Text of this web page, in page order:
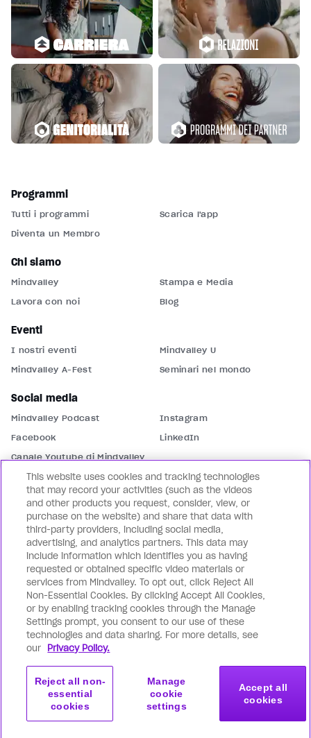
Programmi
Tutti i programmi
Scarica l'app
Diventa un Membro
Chi siamo
Mindvalley
Stampa e Media
Lavora con noi
Blog
Eventi
I nostri eventi
Mindvalley U
Mindvalley A-Fest
Seminari nel mondo
Social media
Mindvalley Podcast
Instagram
Facebook
LinkedIn
Canale Youtube di Mindvalley
Contattaci
Assistenza
Contattaci
Partnership
Mindvalley per le aziende
I nostri brand
Lifebook
WILDFIT
Mindvalley Coach
Mindvalley Talks
© 2026 Mindvalley, Inc.
Termini e condizioni
Italiano (IT
This website uses cookies and tracking technologies
that may record your activities (such as the videos
and other products you request, consider, view, or
purchase on the website) and share that data with
third-party providers, including social media,
advertising, and analytics partners. This data may
include information which identifies you as having
requested or obtained specific video materials or
services from Mindvalley. To opt out, click Reject All
Non-Essential Cookies. By clicking Accept All Cookies,
or by enabling tracking cookies through the Manage
Settings prompt, you consent to our use of these
technologies and data sharing. For more details, see
our Privacy Policy.
Manage
cookie
settings
Reject all non-
essential
cookies
Accept all
cookies